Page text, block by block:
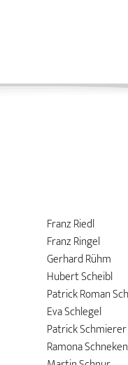
Franz Riedl
Franz Ringel
Gerhard Rühm
Hubert Scheibl
Patrick Roman
Eva Schlegel
Patrick Schmierer
Ramona